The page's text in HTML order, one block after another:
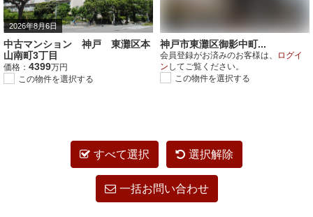
2026年8月6日
中古マンション 神戸 東灘区本
山南町3丁目
価格： 4399万円
この物件を選択する
神戸市東灘区御影中町...
会員登録がお済みのお客様は、
ログイ
ン してご覧ください。
この物件を選択する
すべて選択 選択解除
一括お問い合わせ